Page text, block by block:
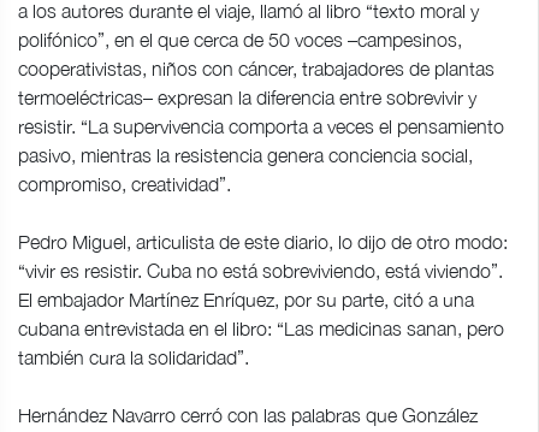
a los autores durante el viaje, llamó al libro “texto moral y
polifónico”, en el que cerca de 50 voces –campesinos,
cooperativistas, niños con cáncer, trabajadores de plantas
termoeléctricas– expresan la diferencia entre sobrevivir y
resistir. “La supervivencia comporta a veces el pensamiento
pasivo, mientras la resistencia genera conciencia social,
compromiso, creatividad”.
Pedro Miguel, articulista de este diario, lo dijo de otro modo:
“vivir es resistir. Cuba no está sobreviviendo, está viviendo”.
El embajador Martínez Enríquez, por su parte, citó a una
cubana entrevistada en el libro: “Las medicinas sanan, pero
también cura la solidaridad”.
Hernández Navarro cerró con las palabras que González